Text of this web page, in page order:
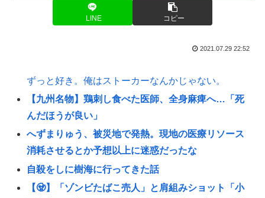
LINE コピー
2021.07.29 22:52
ずっと好き。俺はストーカーなんかじゃない。
【九州名物】鶏刺し食べた医師、全身麻痺へ…「死
んだほうが良い」
へずまりゅう、被災地で発熱。現地の医療リソース
消耗させるとか予想以上に迷惑だったな
自殺をしに樹海に行ってきた話
【🧟】「ゾンビたばこ売人」と肩組みショット「小